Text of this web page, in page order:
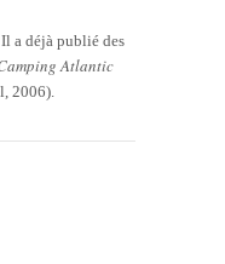
a déjà publié des
Atlantic
2006).